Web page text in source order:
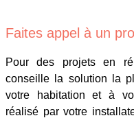
Faites appel à un
Pour des projets en
conseille la solution la
votre habitation et à
réalisé par votre